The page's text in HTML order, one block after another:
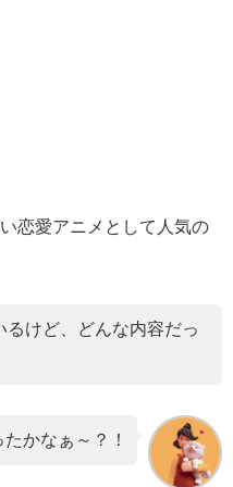
恋愛アニメとして人気の
るけど、どんな内容だっ
かなぁ～？！